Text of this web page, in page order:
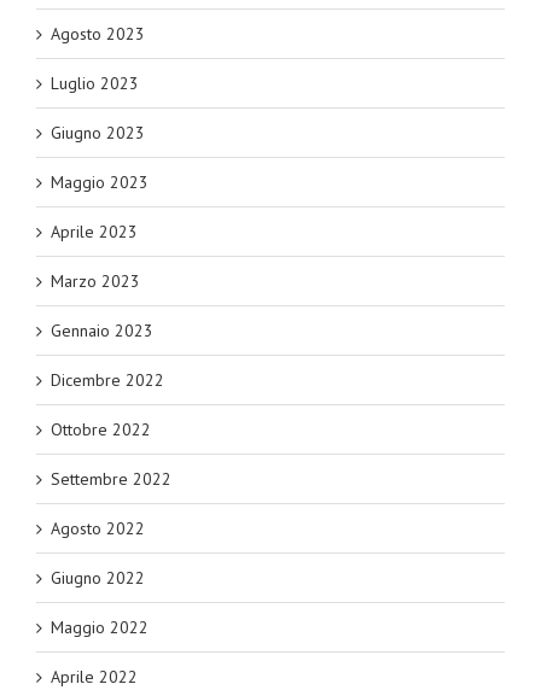
Agosto 2023
Luglio 2023
Giugno 2023
Maggio 2023
Aprile 2023
Marzo 2023
Gennaio 2023
Dicembre 2022
Ottobre 2022
Settembre 2022
Agosto 2022
Giugno 2022
Maggio 2022
Aprile 2022